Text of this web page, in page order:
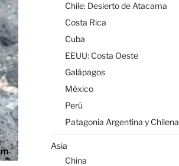
Chile: Desierto de Atacama
Costa Rica
Cuba
EEUU: Costa Oeste
Galápagos
México
Perú
Patagonia Argentina y Chilena
Asia
China